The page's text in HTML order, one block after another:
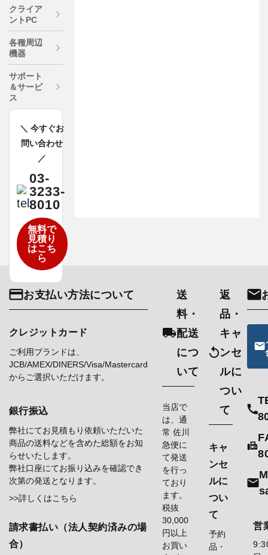
クライア
ントPC
各種周辺
機器
サポート
＆サービ
ス
＼ 今すぐお
問い合わせ
／
03-
3233-
8010
無料で
見積り
はこち
ら
お支払い方法について
クレジットカード
ご利用ブランドは、
JCB/AMEX/DINERS/Visa/Mastercard
からご選択いただけます。
銀行振込
弊社にてお見積もり依頼いただいた
商品の送料などを含めた総額をお知
らせいたします。
弊社口座にてお振り込みを確認でき
次第の発送となります。
>>詳しくはこちら
請求書払い（法人契約済みの場
合）
送
料・
配送
につ
いて
当店で
は、通
常 佐川
急便に
て発送
を行っ
ており
ます。
税抜
30,000
円以上
お買い
返
品・
キャ
ンセ
ルに
つい
て
キャ
ンセ
ルに
つい
て
予約
品・
営